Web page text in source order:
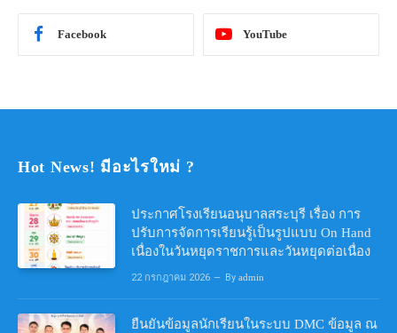
Facebook YouTube
Hot News! มีอะไรใหม่ ?
ประกาศโรงเรียนอนุบาลสระบุรี เรื่อง การ
ปรับการจัดการเรียนรู้เป็นรูปแบบ On Hand
เนื่องในวันหยุดราชการและวันหยุดต่อเนื่อง
22 กรกฎาคม 2026 By admin
ยืนยันข้อมูลนักเรียนในระบบ DMC ข้อมูล ณ